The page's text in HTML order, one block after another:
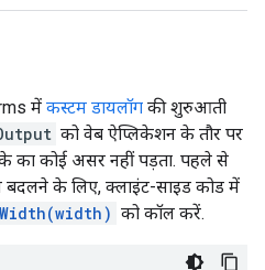
में कस्टम डायलॉग की शुरुआती
को वेब ऐप्लिकेशन के तौर पर
का कोई असर नहीं पड़ता. पहले से
के लिए, क्लाइंट-साइड कोड में
को कॉल करें.